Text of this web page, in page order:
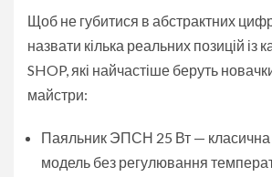
Щоб не губитися в абстрактних
назвати кілька реальних позицій із
SHOP, які найчастіше беруть
майстри:
Паяльник ЭПСН 25 Вт —
модель без регулювання